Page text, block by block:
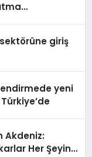
giriş
yeni
Akdeniz:
Her Şeyin